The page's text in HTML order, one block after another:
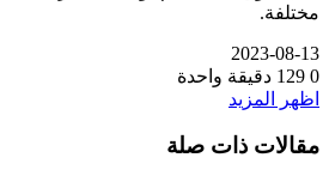
مختلفة.
2023-08-13
0
دقيقة واحدة
اظهر المزيد
مقالات ذات صلة